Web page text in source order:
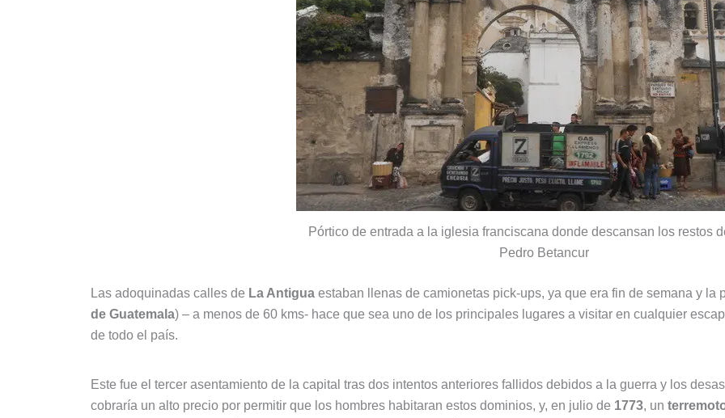
Pórtico de entrada a la iglesia franciscana donde descansan los restos
Pedro Betancur
Las adoquinadas calles de La Antigua estaban llenas de camionetas pick-ups, ya que era fin de semana y la
de Guatemala) – a menos de 60 kms- hace que sea uno de los principales lugares a visitar en cualquier
de todo el país.
Este fue el tercer asentamiento de la capital tras dos intentos anteriores fallidos debidos a la guerra y los
cobraría un alto precio por permitir que los hombres habitaran estos dominios, y, en julio de 1773, un